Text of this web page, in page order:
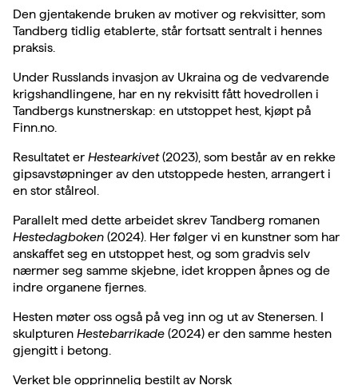
Den gjentakende bruken av motiver og rekvisitter, som
Tandberg tidlig etablerte, står fortsatt sentralt i hennes
praksis.
Under Russlands invasjon av Ukraina og de vedvarende
krigshandlingene, har en ny rekvisitt fått hovedrollen i
Tandbergs kunstnerskap: en utstoppet hest, kjøpt på
Finn.no.
Resultatet er Hestearkivet(2023), som består av en rekke
gipsavstøpninger av den utstoppede hesten, arrangert i
en stor stålreol.
Parallelt med dette arbeidet skrev Tandberg romanen
Hestedagboken (2024). Her følger vi en kunstner som har
anskaffet seg en utstoppet hest, og som gradvis selv
nærmer seg samme skjebne, idet kroppen åpnes og de
indre organene fjernes.
Hesten møter oss også på veg inn og ut av Stenersen. I
skulpturen Hestebarrikade (2024) er den samme hesten
gjengitt i betong.
Verket ble opprinnelig bestilt av Norsk